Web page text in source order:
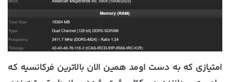
امتیازی که به دست اومد همین الان بالاترین فرکانسیه که